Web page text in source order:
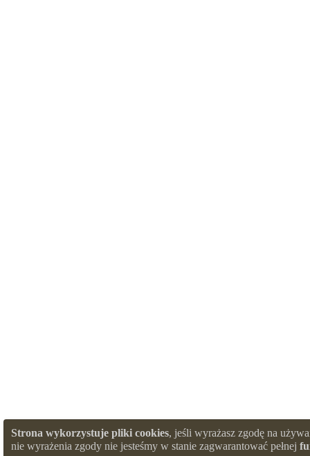
Strona wykorzystuje pliki cookies, jeśli wyrażasz zgodę na
nie wyrażenia zgody nie jesteśmy w stanie zagwarantować pełnej